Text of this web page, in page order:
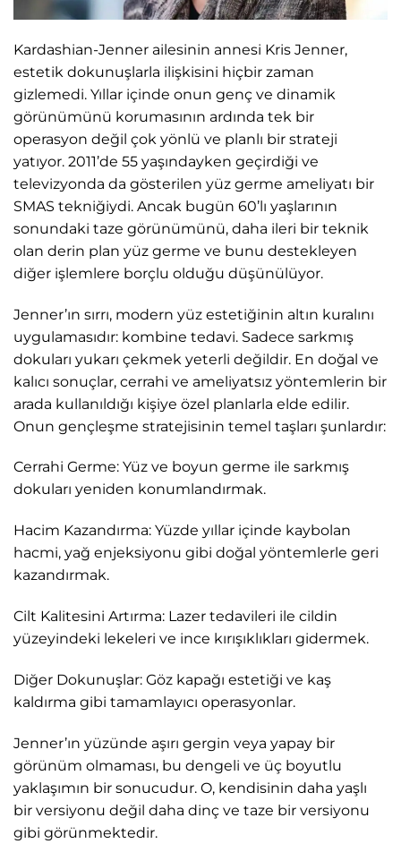
Kardashian-Jenner ailesinin annesi Kris Jenner,
estetik dokunuşlarla ilişkisini hiçbir zaman
gizlemedi. Yıllar içinde onun genç ve dinamik
görünümünü korumasının ardında tek bir
operasyon değil çok yönlü ve planlı bir strateji
yatıyor. 2011’de 55 yaşındayken geçirdiği ve
televizyonda da gösterilen yüz germe ameliyatı bir
SMAS tekniğiydi. Ancak bugün 60’lı yaşlarının
sonundaki taze görünümünü, daha ileri bir teknik
olan derin plan yüz germe ve bunu destekleyen
diğer işlemlere borçlu olduğu düşünülüyor.
Jenner’ın sırrı, modern yüz estetiğinin altın kuralını
uygulamasıdır: kombine tedavi. Sadece sarkmış
dokuları yukarı çekmek yeterli değildir. En doğal ve
kalıcı sonuçlar, cerrahi ve ameliyatsız yöntemlerin bir
arada kullanıldığı kişiye özel planlarla elde edilir.
Onun gençleşme stratejisinin temel taşları şunlardır:
Cerrahi Germe: Yüz ve boyun germe ile sarkmış
dokuları yeniden konumlandırmak.
Hacim Kazandırma: Yüzde yıllar içinde kaybolan
hacmi, yağ enjeksiyonu gibi doğal yöntemlerle geri
kazandırmak.
Cilt Kalitesini Artırma: Lazer tedavileri ile cildin
yüzeyindeki lekeleri ve ince kırışıklıkları gidermek.
Diğer Dokunuşlar: Göz kapağı estetiği ve kaş
kaldırma gibi tamamlayıcı operasyonlar.
Jenner’ın yüzünde aşırı gergin veya yapay bir
görünüm olmaması, bu dengeli ve üç boyutlu
yaklaşımın bir sonucudur. O, kendisinin daha yaşlı
bir versiyonu değil daha dinç ve taze bir versiyonu
gibi görünmektedir.